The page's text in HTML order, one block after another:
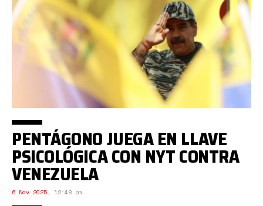
PENTÁGONO JUEGA EN LLAVE
PSICOLÓGICA CON NYT CONTRA
VENEZUELA
6 Nov 2025, 12:48 pm.